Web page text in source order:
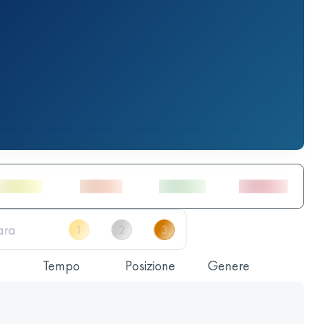
Tempo Posizione Genere